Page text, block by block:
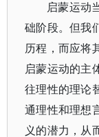
启蒙运动
础阶段。但我
历程，而应将
启蒙运动的主
往理性的理论
通理性和理想
义的潜力，从